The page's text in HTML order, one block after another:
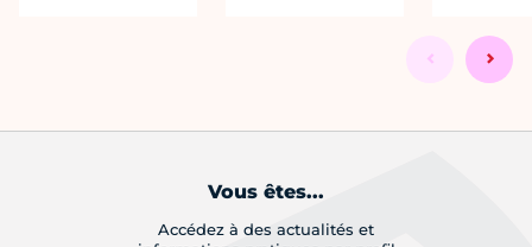
Vous êtes...
Accédez à des actualités et